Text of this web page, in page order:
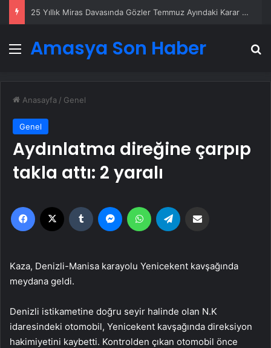
25 Yıllık Miras Davasında Gözler Temmuz Ayındaki Karar Duruşmasına Çevrildi
Menü
Amasya Son Haber
Anasayfa / Genel
Genel
Aydınlatma direğine çarpıp
takla attı: 2 yaralı
Facebook Tumblr MessengerWhatsApp
Kaza, Denizli-Manisa karayolu Yenicekent kavşağında
meydana geldi.
Denizli istikametine doğru seyir halinde olan N.K
idaresindeki otomobil, Yenicekent kavşağında direksiyon
hakimiyetini kaybetti. Kontrolden çıkan otomobil önce